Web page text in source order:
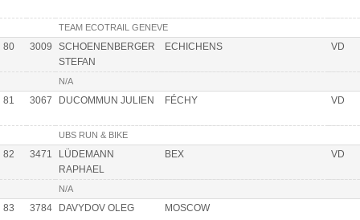
TEAM ECOTRAIL GENEVE
80 3009
SCHOENENBERGER
STEFAN
ECHICHENS VD
N/A
81 3067 DUCOMMUN JULIEN FÉCHY VD
UBS RUN & BIKE
82 3471
LÜDEMANN
RAPHAEL
BEX VD
N/A
83 3784 DAVYDOV OLEG MOSCOW